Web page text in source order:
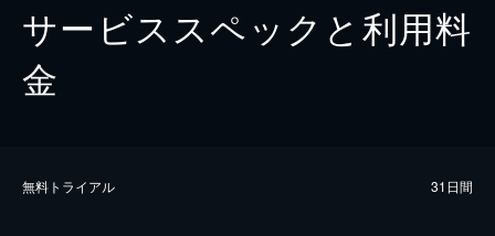
サービススペックと利用料
金
無料トライアル 31日間